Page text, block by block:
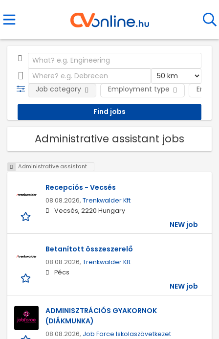
Employment type
Job category
Administrative assistant jobs
Administrative assistant
Recepciós - Vecsés
08.08.2026, Trenkwalder Kft
Vecsés, 2220 Hungary
NEW job
Betanított összeszerelő
08.08.2026, Trenkwalder Kft
Pécs
NEW job
ADMINISZTRÁCIÓS GYAKORNOK
(DIÁKMUNKA)
08.08.2026, Job Force Iskolaszövetkezet